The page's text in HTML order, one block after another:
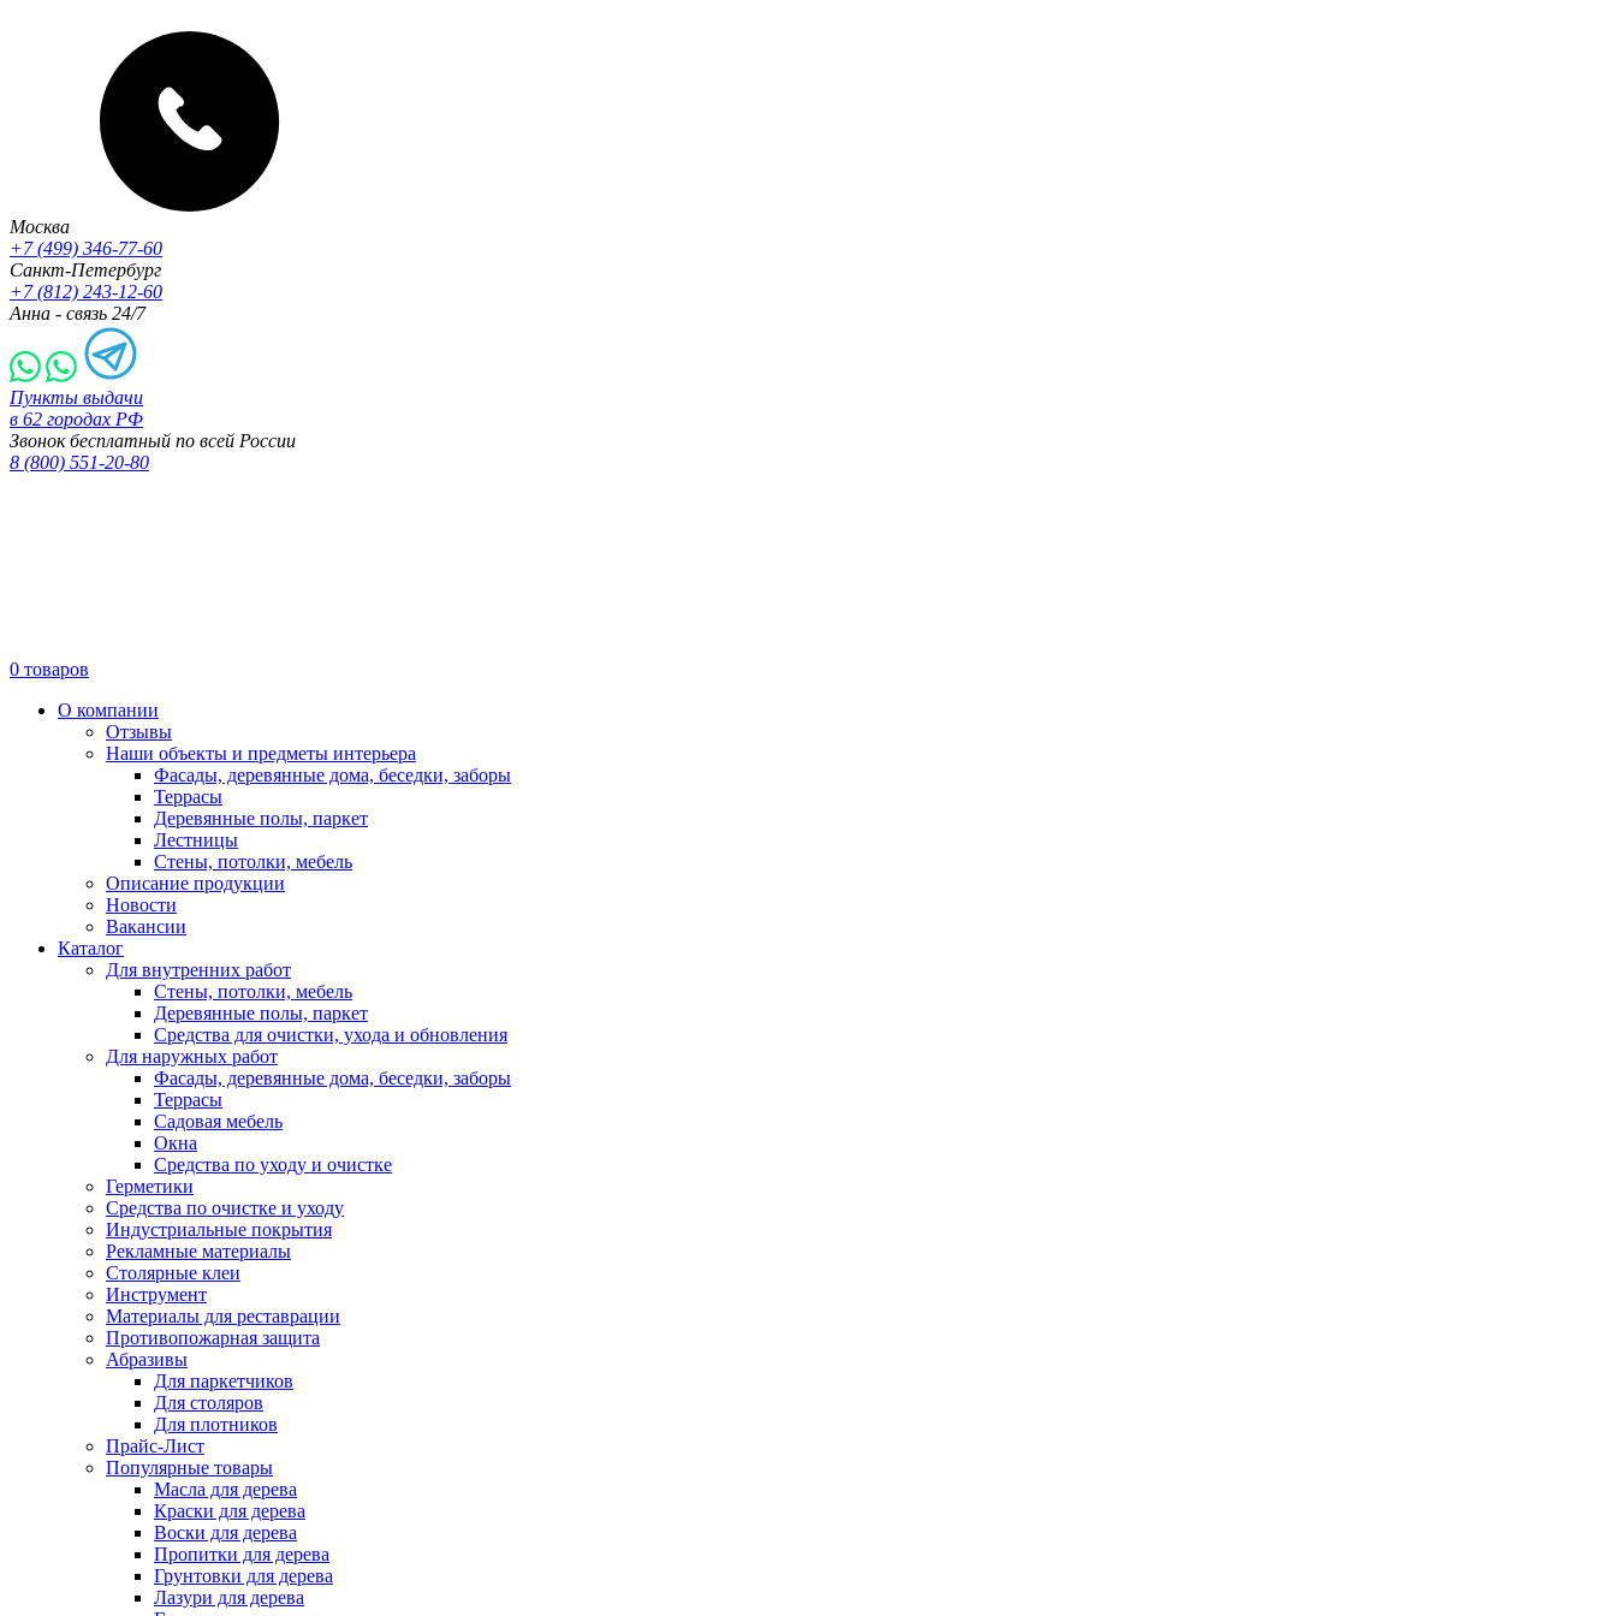
Москва
+7 (499) 346-77-60
Санкт-Петербург
+7 (812) 243-12-60
Анна - связь 24/7
Пункты выдачи
в 62 городах РФ
Звонок бесплатный по всей России
8 (800) 551-20-80
0 товаров
О компании
Отзывы
Наши объекты и предметы интерьера
Фасады, деревянные дома, беседки, заборы
Террасы
Деревянные полы, паркет
Лестницы
Стены, потолки, мебель
Описание продукции
Новости
Вакансии
Каталог
Для внутренних работ
Стены, потолки, мебель
Деревянные полы, паркет
Средства для очистки, ухода и обновления
Для наружных работ
Фасады, деревянные дома, беседки, заборы
Террасы
Садовая мебель
Окна
Средства по уходу и очистке
Герметики
Средства по очистке и уходу
Индустриальные покрытия
Рекламные материалы
Столярные клеи
Инструмент
Материалы для реставрации
Противопожарная защита
Абразивы
Для паркетчиков
Для столяров
Для плотников
Прайс-Лист
Популярные товары
Масла для дерева
Краски для дерева
Воски для дерева
Пропитки для дерева
Грунтовки для дерева
Лазури для дерева